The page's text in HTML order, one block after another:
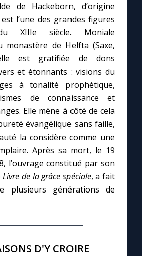
jour
du mois
nœuds
par Marie
de Hackeborn, d’origine
l’une des grandes figures
XIIIe siècle. Moniale
monastère de Helfta (Saxe,
est gratifiée de dons
et étonnants : visions du
à tonalité prophétique,
de connaissance et
Elle mène à côté de cela
évangélique sans faille,
la considère comme une
Après sa mort, le 19
l’ouvrage constitué par son
Livre de la grâce spéciale, a fait
plusieurs générations de
D'Y CROIRE